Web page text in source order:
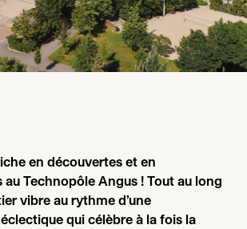
en découvertes et en
Technopôle Angus ! Tout au long
vibre au rythme d’une
qui célèbre à la fois la